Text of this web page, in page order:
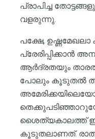
പ്രാപിച്ച
വളരുന്നു.
പക്ഷേ,
പ്രേരിപ്പിക്കാൻ
ആർദ്രതയും
പോലും കൂടുതൽ
ശൈത്യകാലത്ത്
കൂടുതലാണത്.